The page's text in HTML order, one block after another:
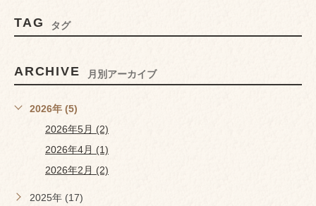
TAG タグ
ARCHIVE 月別アーカイブ
2026年 (5)
2026年5月 (2)
2026年4月 (1)
2026年2月 (2)
2025年 (17)